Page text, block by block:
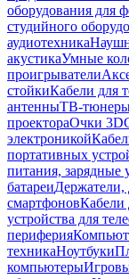
оборудования для
студийного
аудиотехника
акустикаУмные
проигрыватели
стойкиКабели для
антенныТВ-
проектораОчки 3D
электроникой
портативных
питания, зарядные
батареиДержатели,
смартфоновКабели
устройства для
периферия
техникаНоутбуки
компьютеры